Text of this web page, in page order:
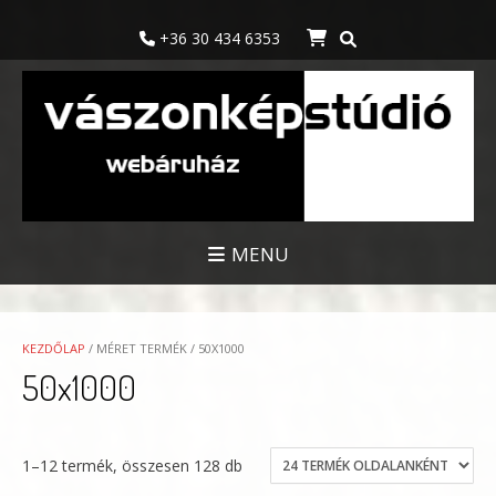
content
+36 30 434 6353
MENU
KEZDŐLAP / MÉRET TERMÉK / 50X1000
50x1000
1–12 termék, összesen 128 db